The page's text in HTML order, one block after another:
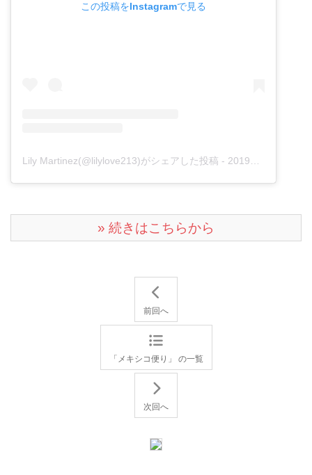
この投稿をInstagramで見る
Lily Martinez(@lilylove213)がシェアした投稿 - 2019年11月月3日午後2時49分PST
» 続きはこちらから
前回へ
「メキシコ便り」 の一覧
次回へ